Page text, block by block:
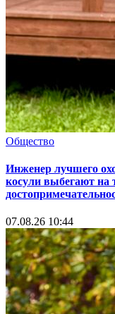
Общество
Инженер лучшего
косули выбегают на
07.08.26 10:44